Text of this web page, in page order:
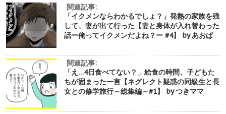
関連記事:
「イクメンならわかるでしょ？」発熱の家族を残
して、妻が出て行った【妻と身体が入れ替わった
話ー俺ってイクメンだよね？ー #4】 by あおば
関連記事:
「え…4日食べてない？」給食の時間、子どもた
ちが固まった一言【ネグレクト疑惑の同級生と長
女との修学旅行～総集編～#1】 by つきママ